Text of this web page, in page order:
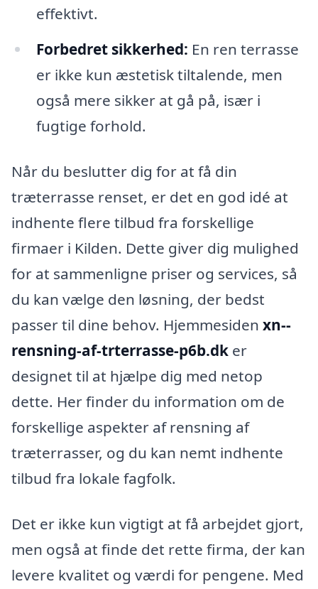
effektivt.
Forbedret sikkerhed: En ren terrasse
er ikke kun æstetisk tiltalende, men
også mere sikker at gå på, især i
fugtige forhold.
Når du beslutter dig for at få din
træterrasse renset, er det en god idé at
indhente flere tilbud fra forskellige
firmaer i Kilden. Dette giver dig mulighed
for at sammenligne priser og services, så
du kan vælge den løsning, der bedst
passer til dine behov. Hjemmesiden xn--
rensning-af-trterrasse-p6b.dk er
designet til at hjælpe dig med netop
dette. Her finder du information om de
forskellige aspekter af rensning af
træterrasser, og du kan nemt indhente
tilbud fra lokale fagfolk.
Det er ikke kun vigtigt at få arbejdet gjort,
men også at finde det rette firma, der kan
levere kvalitet og værdi for pengene. Med